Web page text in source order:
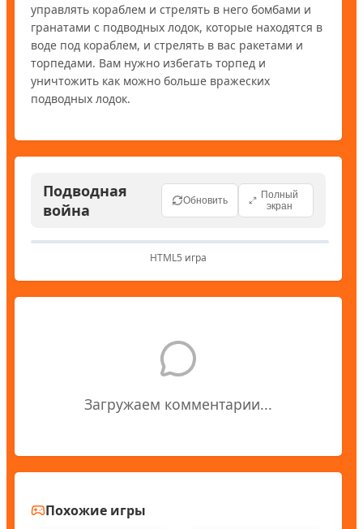
управлять кораблем и стрелять в него бомбами и
гранатами с подводных лодок, которые находятся в
воде под кораблем, и стрелять в вас ракетами и
торпедами. Вам нужно избегать торпед и
уничтожить как можно больше вражеских
подводных лодок.
Подводная
война
Обновить
Полный
экран
HTML5 игра
Загружаем комментарии...
Похожие игры